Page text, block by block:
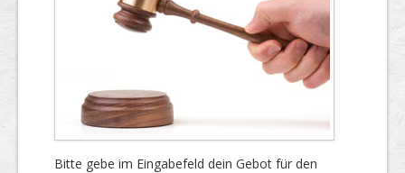
Bitte gebe im Eingabefeld dein Gebot für den